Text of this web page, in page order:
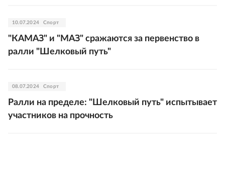
10.07.2024 Спорт
"КАМАЗ" и "МАЗ" сражаются за первенство в
ралли "Шелковый путь"
08.07.2024 Спорт
Ралли на пределе: "Шелковый путь" испытывает
участников на прочность